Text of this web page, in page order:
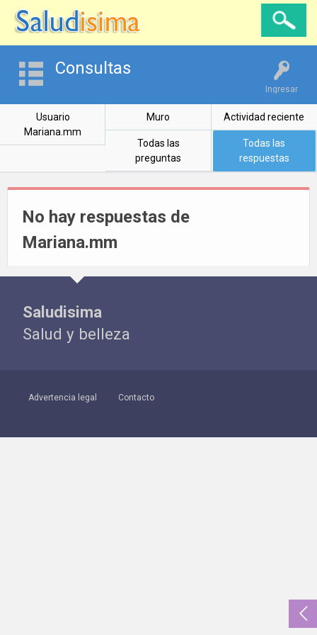
Ingresar
Consultas
Usuario
Mariana.mm
Muro Actividad reciente
Todas las
preguntas
Todas las
respuestas
No hay respuestas de
Mariana.mm
Saludisima
Salud y belleza
Advertencia legal Contacto